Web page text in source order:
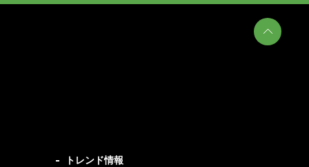
トレンド情報